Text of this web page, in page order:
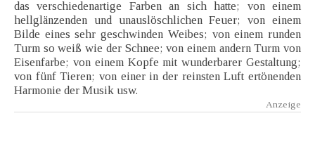
das verschiedenartige Farben an sich hatte; von einem
hellglänzenden und unauslöschlichen Feuer; von einem
Bilde eines sehr geschwinden Weibes; von einem runden
Turm so weiß wie der Schnee; von einem andern Turm von
Eisenfarbe; von einem Kopfe mit wunderbarer Gestaltung;
von fünf Tieren; von einer in der reinsten Luft ertönenden
Harmonie der Musik usw.